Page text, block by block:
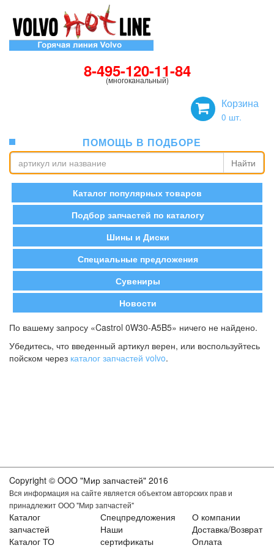
8-495-120-11-84
(многоканальный)
Корзина
0 шт.
ПОМОЩЬ В ПОДБОРЕ
Найти
Каталог популярных товаров
Подбор запчастей по каталогу
Шины и Диски
Специальные предложения
Сувениры
Новости
По вашему запросу «Castrol 0W30-A5B5» ничего не найдено.
Убедитесь, что введенный артикул верен, или воспользуйтесь
пойском через каталог запчастей volvo.
Copyright © OOO "Мир запчастей" 2016
Вся информация на сайте является объектом авторских прав и
принадлежит ООО "Мир запчастей"
Каталог
запчастей
Каталог ТО
Спецпредложения
Наши
сертификаты
О компании
Доставка/Возврат
Оплата